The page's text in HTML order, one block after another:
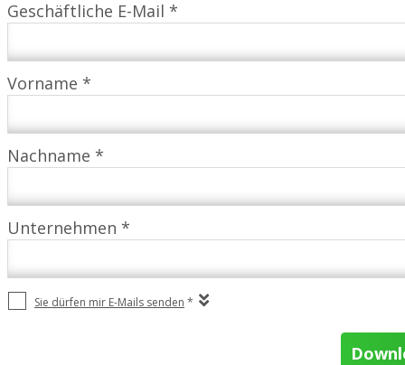
Geschäftliche E-Mail *
Vorname *
Nachname *
Unternehmen *
Sie dürfen mir E-Mails senden *